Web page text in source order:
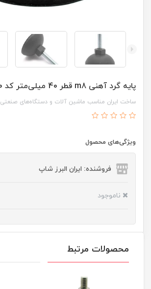
پایه گرد آهنی m8 قطر 40 میلی‌متر کد 107900
ساخت ایران مناسب ماشین آلات و دستگاه‌های صنعتی
ویژگی‌های محصول
فروشنده: ایران البرز شاپ
ناموجود
محصولات مرتبط